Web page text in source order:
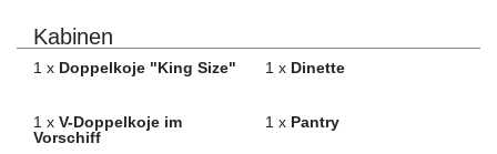
Kabinen
1 x Doppelkoje "King Size" 1 x Dinette
1 x V-Doppelkoje im
Vorschiff
1 x Pantry